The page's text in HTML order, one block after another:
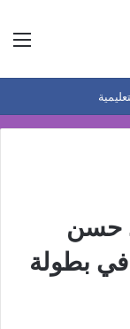
حسن
بطولة